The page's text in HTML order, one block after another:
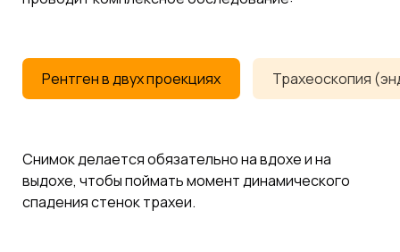
Рентген в двух проекциях Трахеоскопия
Снимок делается обязательно на вдохе и на
выдохе, чтобы поймать момент динамического
спадения стенок трахеи.